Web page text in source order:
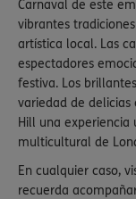
Carnaval de este
vibrantes
artística local. Las
espectadores
festiva. Los
variedad de delicias
Hill una experiencia
multicultural de
En cualquier caso,
recuerda